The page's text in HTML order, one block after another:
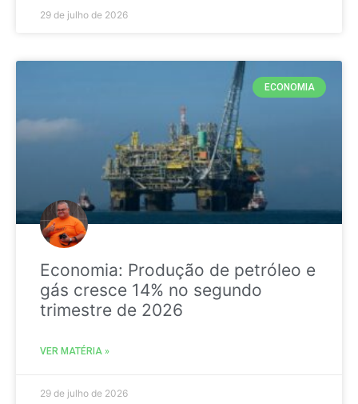
29 de julho de 2026
ECONOMIA
Economia: Produção de petróleo e
gás cresce 14% no segundo
trimestre de 2026
VER MATÉRIA »
29 de julho de 2026